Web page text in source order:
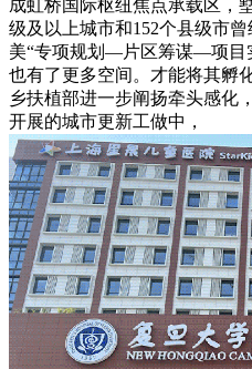
成虹桥国际枢纽焦点承载区，
级及以上城市和152个县级市
美“专项规划—片区筹谋—项目
也有了更多空间。才能将其孵
乡扶植部进一步阐扬牵头感化
开展的城市更新工做中，